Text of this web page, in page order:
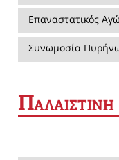
Επαναστατικός
Συνωμοσία
ΠΑΛΑΙΣΤΙΝΗ